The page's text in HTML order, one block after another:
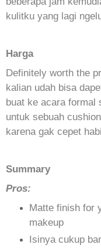
kulitku yang lagi
Harga
Definitely worth the
kalian udah bisa
buat ke acara formal
untuk sebuah
karena gak cepet
Summary
Pros:
Matte finish for
makeup
Isinya cukup